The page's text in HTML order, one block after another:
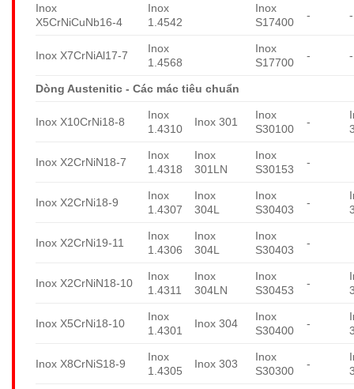
Inox
X5CrNiCuNb16-4
Inox
1.4542
Inox
S17400
- -
Inox X7CrNiAl17-7
Inox
1.4568
Inox
S17700
- -
Dòng Austenitic - Các mác tiêu chuẩn
Inox X10CrNi18-8
Inox
1.4310
Inox 301
Inox
S30100
-
Inox X2CrNiN18-7
Inox
1.4318
Inox
301LN
Inox
S30153
-
Inox X2CrNi18-9
Inox
1.4307
Inox
304L
Inox
S30403
-
Inox X2CrNi19-11
Inox
1.4306
Inox
304L
Inox
S30403
-
Inox X2CrNiN18-10
Inox
1.4311
Inox
304LN
Inox
S30453
-
Inox X5CrNi18-10
Inox
1.4301
Inox 304
Inox
S30400
-
Inox X8CrNiS18-9
Inox
1.4305
Inox 303
Inox
S30300
-